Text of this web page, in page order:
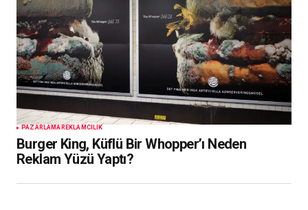
PAZARLAMA REKLAMCILIK
Burger King, Küflü Bir Whopper’ı Neden
Reklam Yüzü Yaptı?